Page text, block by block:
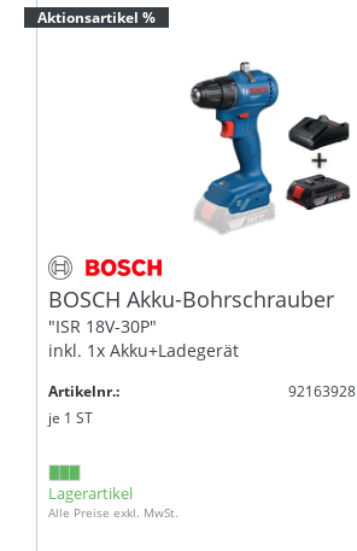
Aktionsartikel %
BOSCH Akku-Bohrschrauber
"ISR 18V-30P"
inkl. 1x Akku+Ladegerät
Artikelnr.:
92163928
je 1 ST
Lagerartikel
Alle Preise exkl. MwSt.